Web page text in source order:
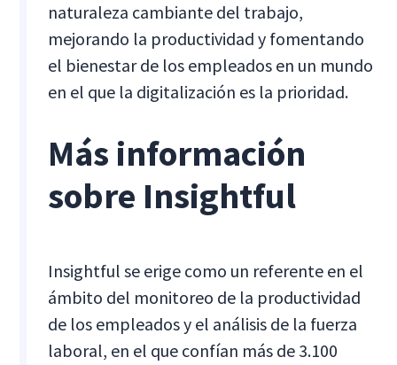
naturaleza cambiante del trabajo,
mejorando la productividad y fomentando
el bienestar de los empleados en un mundo
en el que la digitalización es la prioridad.
Más información
sobre Insightful
Insightful se erige como un referente en el
ámbito del monitoreo de la productividad
de los empleados y el análisis de la fuerza
laboral, en el que confían más de 3.100